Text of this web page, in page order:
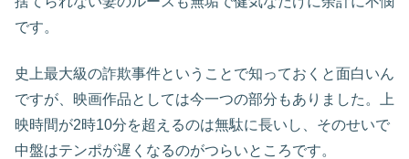
です。
史上最大級の詐欺事件ということで知っておくと面白いん
ですが、映画作品としては今一つの部分もありました。上
映時間が2時10分を超えるのは無駄に長いし、そのせいで
中盤はテンポが遅くなるのがつらいところです。